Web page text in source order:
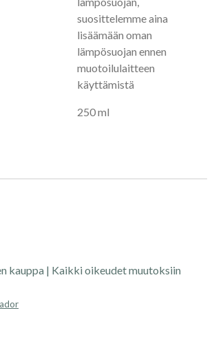
suosittelemme aina
lisäämään oman
lämpösuojan ennen
muotoilulaitteen
käyttämistä
250 ml
kauppa | Kaikki oikeudet muutoksiin